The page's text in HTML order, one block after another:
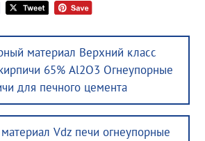
материал Верхний класс
65% Al2O3 Огнеупорные
для печного цемента
Vdz печи огнеупорные